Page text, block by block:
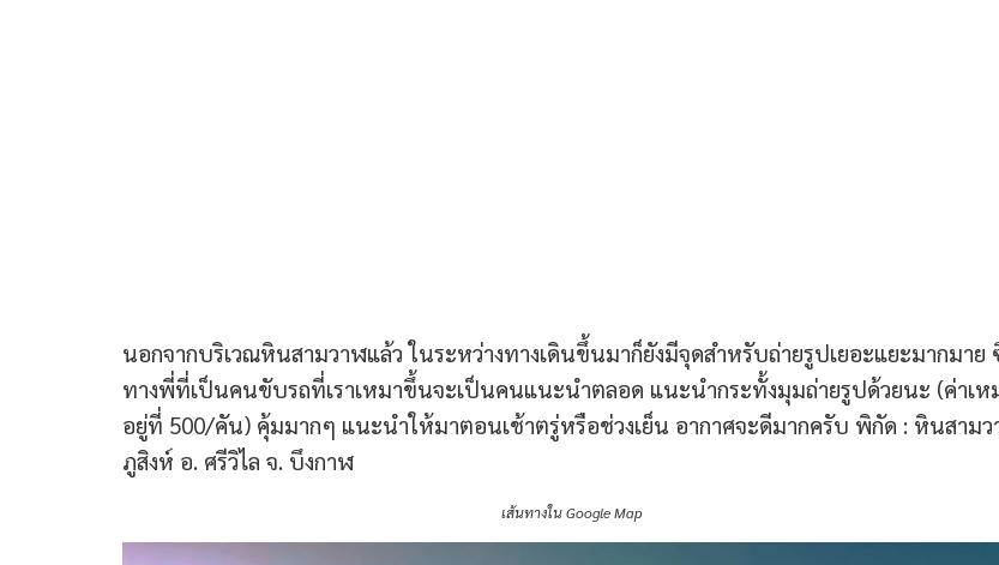
นอกจากบริเวณหินสามวาฬแล้ว ในระหว่างทางเดินขึ้นมาก็ยังมีจุดสำหรับถ่ายรูปเยอะแยะมากมาย
ทางพี่ที่เป็นคนขับรถที่เราเหมาขึ้นจะเป็นคนแนะนำตลอด แนะนำกระทั้งมุมถ่ายรูปด้วยนะ (ค่าเห
อยู่ที่ 500/คัน) คุ้มมากๆ แนะนำให้มาตอนเช้าตรู่หรือช่วงเย็น อากาศจะดีมากครับ พิกัด : หินสาม
ภูสิงห์ อ. ศรีวิไล จ. บึงกาฬ
เส้นทางใน Google Map